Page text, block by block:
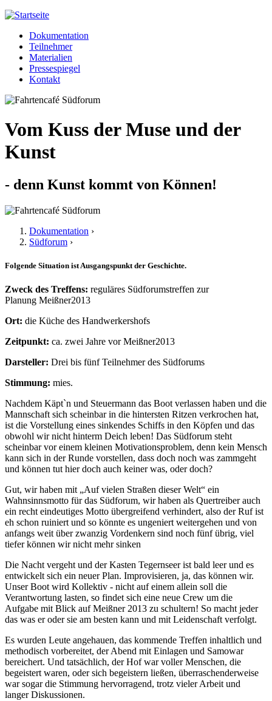
Jump to navigation
Meißner 2013
Hauptmenü
Dokumentation
Teilnehmer
Materialien
Pressespiegel
Kontakt
Vom Kuss der Muse und der
Kunst
- denn Kunst kommt von Können!
Sie sind hier
Dokumentation ›
Südforum ›
Folgende Situation ist Ausgangspunkt der Geschichte.
Zweck des Treffens: reguläres Südforumstreffen zur
Planung Meißner2013
Ort: die Küche des Handwerkershofs
Zeitpunkt: ca. zwei Jahre vor Meißner2013
Darsteller: Drei bis fünf Teilnehmer des Südforums
Stimmung: mies.
Nachdem Käpt`n und Steuermann das Boot verlassen haben und die
Mannschaft sich scheinbar in die hintersten Ritzen verkrochen hat,
ist die Vorstellung eines sinkendes Schiffs in den Köpfen und das
obwohl wir nicht hinterm Deich leben! Das Südforum steht
scheinbar vor einem kleinen Motivationsproblem, denn kein Mensch
kann sich in der Runde vorstellen, dass doch noch was zammgeht
und können tut hier doch auch keiner was, oder doch?
Gut, wir haben mit „Auf vielen Straßen dieser Welt“ ein
Wahnsinnsmotto für das Südforum, wir haben als Quertreiber auch
ein recht eindeutiges Motto übergreifend verhindert, also der Ruf ist
eh schon ruiniert und so könnte es ungeniert weitergehen und von
anfangs weit über zwanzig Vordenkern sind noch fünf übrig, viel
tiefer können wir nicht mehr sinken
Die Nacht vergeht und der Kasten Tegernseer ist bald leer und es
entwickelt sich ein neuer Plan. Improvisieren, ja, das können wir.
Unser Boot wird Kollektiv - nicht auf einem allein soll die
Verantwortung lasten, so findet sich eine neue Crew um die
Aufgabe mit Blick auf Meißner 2013 zu schultern! So macht jeder
das was er oder sie am besten kann und mit Leidenschaft verfolgt.
Es wurden Leute angehauen, das kommende Treffen inhaltlich und
methodisch vorbereitet, der Abend mit Einlagen und Samowar
bereichert. Und tatsächlich, der Hof war voller Menschen, die
begeistert waren, oder sich begeistern ließen, überraschenderweise
war sogar die Stimmung hervorragend, trotz vieler Arbeit und
langer Diskussionen.